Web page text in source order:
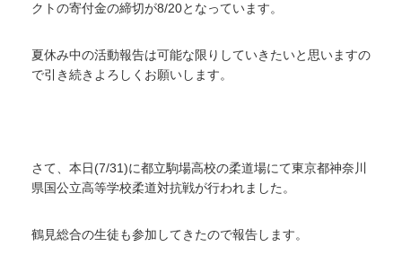
クトの寄付金の締切が8/20となっています。
夏休み中の活動報告は可能な限りしていきたいと思いますの
で引き続きよろしくお願いします。
さて、本日(7/31)に都立駒場高校の柔道場にて東京都神奈川
県国公立高等学校柔道対抗戦が行われました。
鶴見総合の生徒も参加してきたので報告します。